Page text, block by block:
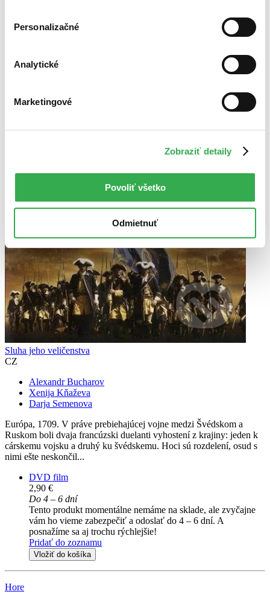
Personalizačné
Analytické
Marketingové
Zobraziť detaily
Povoliť všetko
Odmietnuť
Sluha jeho veličenstva
CZ
Alexandr Bucharov
Xenija Kňaževa
Darja Semenova
Európa, 1709. V práve prebiehajúcej vojne medzi Švédskom a
Ruskom boli dvaja francúzski duelanti vyhostení z krajiny: jeden k
cárskemu vojsku a druhý ku švédskemu. Hoci sú rozdelení, osud s
nimi ešte neskončil...
DVD film
2,90 €
Do 4 – 6 dní
Tento produkt momentálne nemáme na sklade, ale zvyčajne
vám ho vieme zabezpečiť a odoslať do 4 – 6 dní. A
posnažíme sa aj trochu rýchlejšie!
Pridať do zoznamu
Vložiť do košíka
Hore